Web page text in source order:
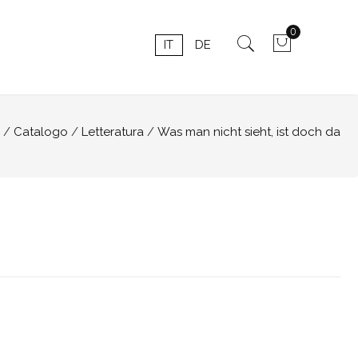
0
IT DE
Catalogo Letteratura Was man nicht sieht, ist doch da